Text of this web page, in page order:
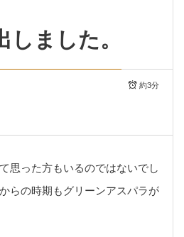
ました。
約3分
思った方もいるのではないでし
らの時期もグリーンアスパラが